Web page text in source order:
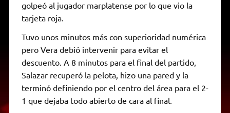
golpeó al jugador marplatense por lo que vio la
tarjeta roja.
Tuvo unos minutos más con superioridad numérica
pero Vera debió intervenir para evitar el
descuento. A 8 minutos para el final del partido,
Salazar recuperó la pelota, hizo una pared y la
terminó definiendo por el centro del área para el 2-
1 que dejaba todo abierto de cara al final.